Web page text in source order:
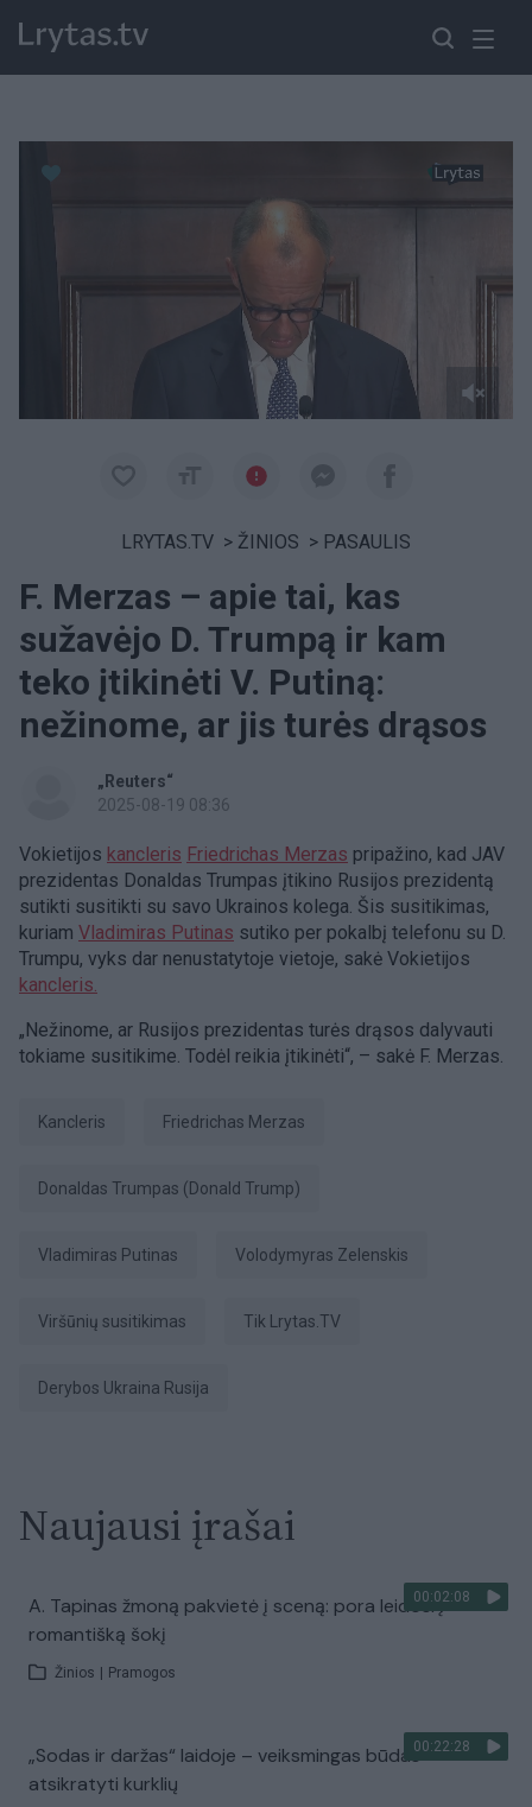
LRYTAS.TV > ŽINIOS > PASAULIS
F. Merzas – apie tai, kas
sužavėjo D. Trumpą ir kam
teko įtikinėti V. Putiną:
nežinome, ar jis turės drąsos
„Reuters“
2025-08-19 08:36
Vokietijos kancleris Friedrichas Merzas pripažino, kad JAV
prezidentas Donaldas Trumpas įtikino Rusijos prezidentą
sutikti susitikti su savo Ukrainos kolega. Šis susitikimas,
kuriam Vladimiras Putinas sutiko per pokalbį telefonu su D.
Trumpu, vyks dar nenustatytoje vietoje, sakė Vokietijos
kancleris.
„Nežinome, ar Rusijos prezidentas turės drąsos dalyvauti
tokiame susitikime. Todėl reikia įtikinėti“, – sakė F. Merzas.
kancleris Friedrichas Merzas
Donaldas Trumpas (Donald Trump)
Vladimiras Putinas Volodymyras Zelenskis
viršūnių susitikimas tik Lrytas.TV
Derybos Ukraina Rusija
Naujausi įrašai
00:02:08
A. Tapinas žmoną pakvietė į sceną: pora leidosi į
romantišką šokį
Žinios Pramogos
00:22:28
„Sodas ir daržas“ laidoje – veiksmingas būdas
atsikratyti kurklių